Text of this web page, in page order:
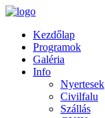
Kezdőlap
Programok
Galéria
Info
Nyertesek
Civilfalu
Szállás